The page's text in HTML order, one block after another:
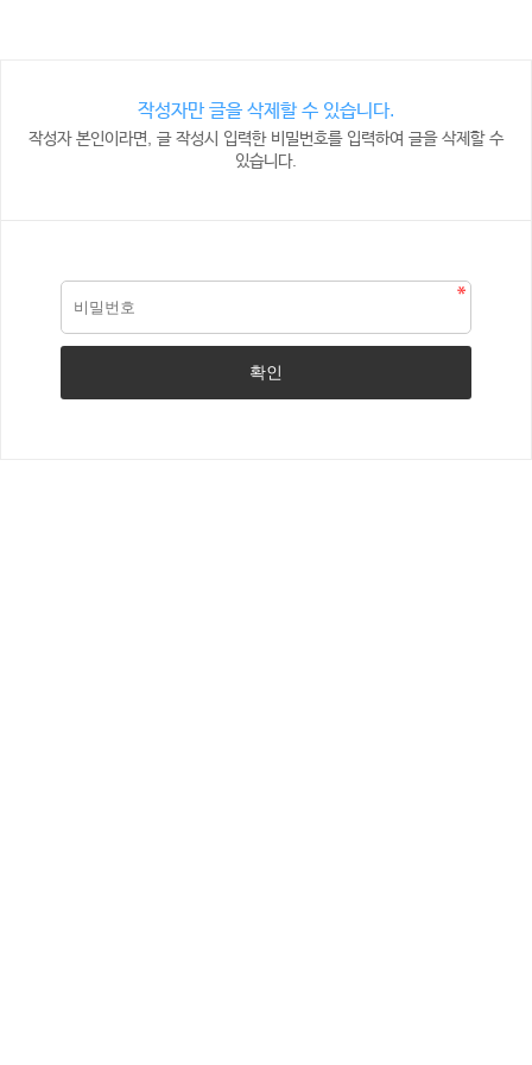
작성자만 글을 삭제할 수 있습니다.
작성자 본인이라면, 글 작성시 입력한 비밀번호를 입력하여 글을 삭제할 수
있습니다.